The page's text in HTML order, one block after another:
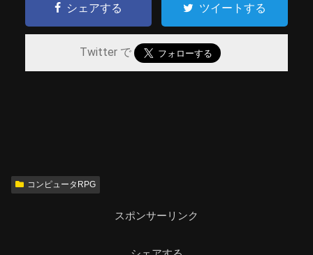
シェアする ツイートする
Twitter で
コンピュータRPG
スポンサーリンク